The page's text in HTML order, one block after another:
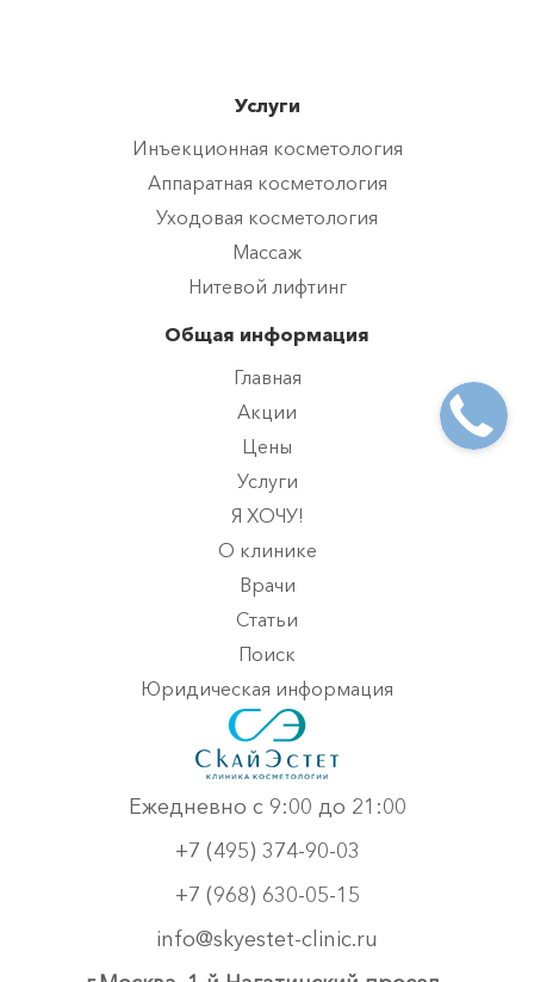
Услуги
Инъекционная косметология
Аппаратная косметология
Уходовая косметология
Массаж
Нитевой лифтинг
Общая информация
Главная
Акции
Цены
Услуги
Я ХОЧУ!
О клинике
Врачи
Статьи
Поиск
Юридическая информация
Ежедневно с 9:00 до 21:00
+7 (495) 374-90-03
+7 (968) 630-05-15
info@skyestet-clinic.ru